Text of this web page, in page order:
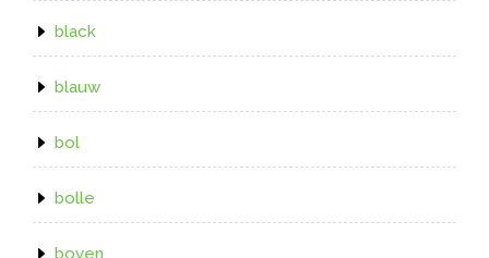
black
blauw
bol
bolle
boven